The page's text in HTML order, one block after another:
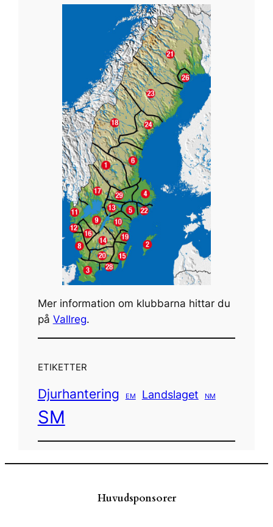
Mer information om klubbarna hittar du
på Vallreg.
ETIKETTER
Djurhantering EM Landslaget NM
SM
Huvudsponsorer